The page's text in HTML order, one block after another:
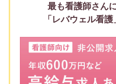
最も看護師さん
「レバウェル看